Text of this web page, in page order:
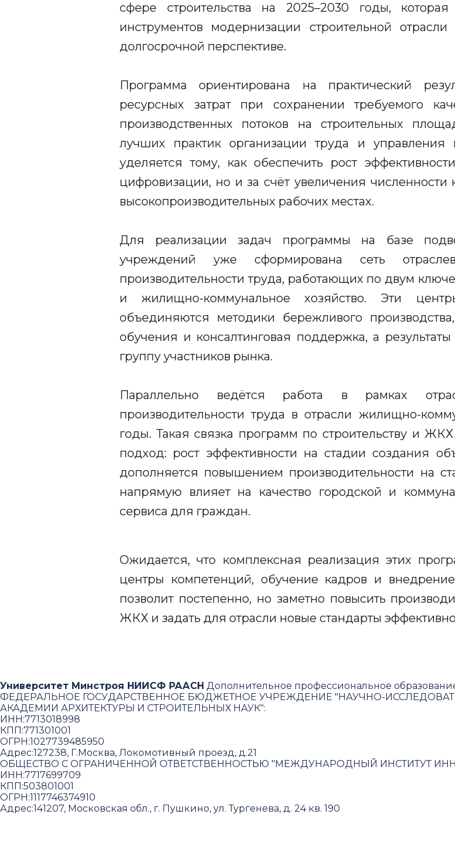
сфере строительства на 2025–2030 годы,
инструментов модернизации строительной
долгосрочной перспективе.
Программа ориентирована на практический
ресурсных затрат при сохранении требуемого
производственных потоков на строительных
лучших практик организации труда и управления
уделяется тому, как обеспечить рост
цифровизации, но и за счёт увеличения
высокопроизводительных рабочих местах.
Для реализации задач программы на базе
учреждений уже сформирована сеть
производительности труда, работающих по двум
и жилищно-коммунальное хозяйство. Эти
объединяются методики бережливого
обучения и консалтинговая поддержка, а
группу участников рынка.
Параллельно ведётся работа в рамках
производительности труда в отрасли жилищно-
годы. Такая связка программ по строительству и
подход: рост эффективности на стадии создания
дополняется повышением производительности на
напрямую влияет на качество городской и
сервиса для граждан.
Ожидается, что комплексная реализация этих
центры компетенций, обучение кадров и
позволит постепенно, но заметно повысить
ЖКХ и задать для отрасли новые стандарты
Университет Минстроя НИИСФ РААСН Дополнительное профессиональное
ФЕДЕРАЛЬНОЕ ГОСУДАРСТВЕННОЕ БЮДЖЕТНОЕ УЧРЕЖДЕНИЕ "НАУЧНО-
АКАДЕМИИ АРХИТЕКТУРЫ И СТРОИТЕЛЬНЫХ НАУК":
ИНН:7713018998
КПП:771301001
ОГРН:1027739485950
Адрес:127238, Г.Москва, Локомотивный проезд, д.21
ОБЩЕСТВО С ОГРАНИЧЕННОЙ ОТВЕТСТВЕННОСТЬЮ "МЕЖДУНАРОДНЫЙ ИНСТИТУТ
ИНН:7717699709
КПП:503801001
ОГРН:1117746374910
Адрес:141207, Московская обл., г. Пушкино, ул. Тургенева, д. 24 кв. 190